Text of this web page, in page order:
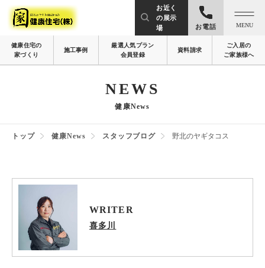
お近く
の展示
場
お電話 MENU
健康住宅の
家づくり
施工事例
厳選人気プラン
会員登録
資料請求
ご入居の
ご家族様へ
NEWS
健康News
トップ 健康News スタッフブログ 野北のヤギタコス
WRITER
喜多川